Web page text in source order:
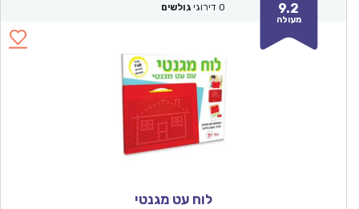
9.2
מעולה
0 דירוגי גולשים
לוח עט מגנטי